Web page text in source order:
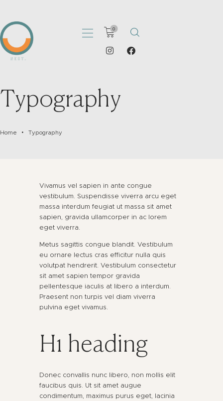
0
Typography
Home Typography
ABOUT
SHOP
Vivamus vel sapien in ante congue
vestibulum. Suspendisse viverra arcu eget
massa interdum feugiat ut massa sit amet
sapien, gravida ullamcorper in ac lorem
eget viverra.
Metus sagittis congue blandit. Vestibulum
eu ornare lectus cras efficitur nulla quis
volutpat hendrerit. Vestibulum consectetur
sit amet sapien tempor gravida
pellentesque iaculis at libero a interdum.
Praesent non turpis vel diam viverra
pulvina eget vivamus.
H1 heading
Donec convallis nunc libero, non mollis elit
faucibus quis. Ut sit amet augue
condimentum, maximus purus eget, lacinia